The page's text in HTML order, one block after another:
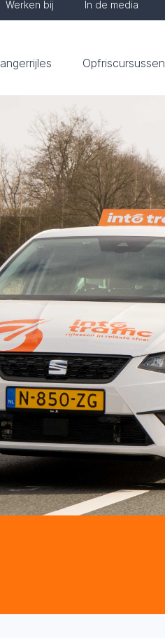
Werken bij In de media
Opfriscursussen